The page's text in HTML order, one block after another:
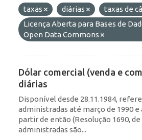
taxas
diárias taxas de
Licença Aberta para Bases de
Open Data Commons
Dólar comercial (venda e
diárias
Disponível desde 28.11.1984,
administradas até março de 1990 e
partir de então (Resolução 1690, de
administradas são...